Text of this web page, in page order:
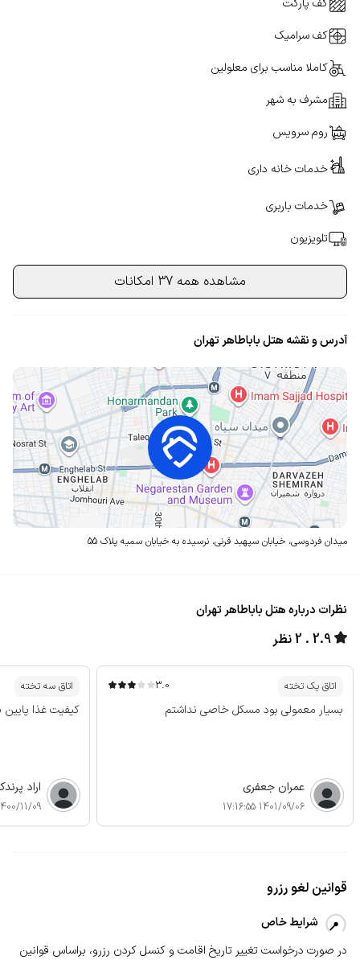
کف سرامیک
کاملا مناسب برای معلولین
مشرف به شهر
روم سرویس
خدمات خانه داری
خدمات باربری
تلویزیون
مشاهده همه 37 امکانات
آدرس و نقشه هتل باباطاهر تهران
میدان فردوسی، خیابان سپهبد قرنی، نرسیده به خیابان سمیه پلاک 55
نظرات درباره هتل باباطاهر تهران
2.9 2 نظر
اتاق یک تخته 3.0
بسیار معمولی بود مسکل خاصی نداشتم
عمران جعفری
1401/09/06 17:16:55
اتاق سه تخته
کیفیت غذا پایین
اراد
11/09 11:25:17
قوانین لغو رزرو
شرایط خاص
در صورت درخواست تغییر تاریخ اقامت و کنسل‌ کردن رزرو، بر‌اساس قوانین